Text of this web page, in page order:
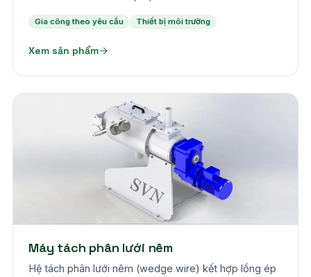
Gia công theo yêu cầu Thiết bị môi trường
Xem sản phẩm
Máy tách phân lưới nêm
Hệ tách phân lưới nêm (wedge wire) kết hợp lồng ép